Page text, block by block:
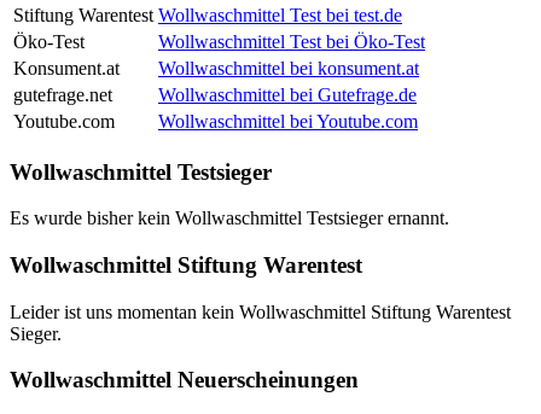
Stiftung Warentest Wollwaschmittel Test bei test.de
Öko-Test
Wollwaschmittel Test bei Öko-Test
Konsument.at
Wollwaschmittel bei konsument.at
gutefrage.net
Wollwaschmittel bei Gutefrage.de
Youtube.com
Wollwaschmittel bei Youtube.com
Wollwaschmittel Testsieger
Es wurde bisher kein Wollwaschmittel Testsieger ernannt.
Wollwaschmittel Stiftung Warentest
Leider ist uns momentan kein Wollwaschmittel Stiftung Warentest
Sieger.
Wollwaschmittel Neuerscheinungen